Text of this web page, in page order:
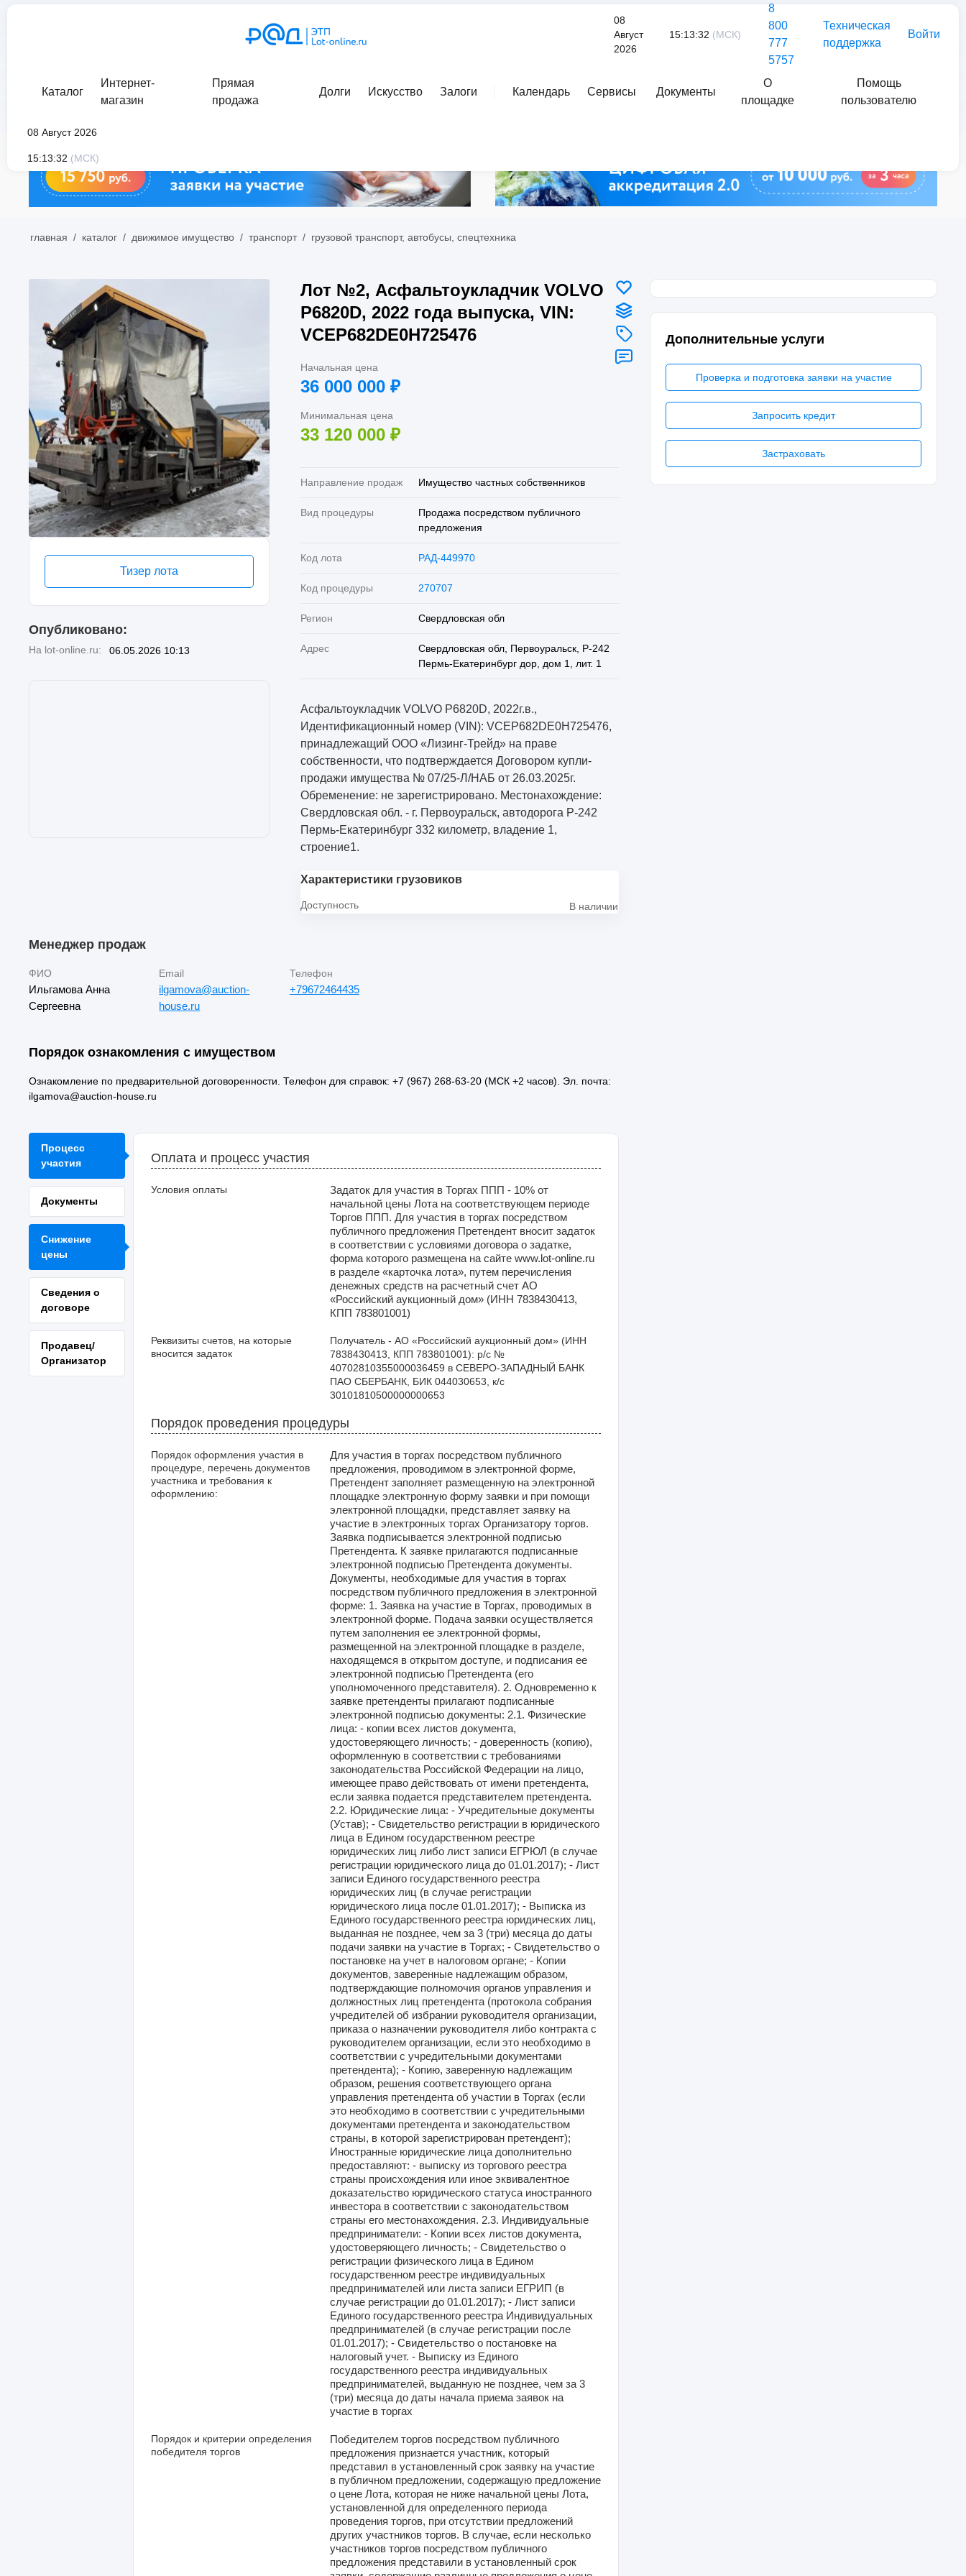
08
Август
2026
15:13:32 (МСК)
8
800
777
5757
Техническая
поддержка
Войти
Каталог
Интернет-
магазин
Прямая
продажа
Долги Искусство Залоги Календарь Сервисы Документы
О
площадке
Помощь
пользователю
08 Август 2026
15:13:32 (МСК)
главная / каталог / движимое имущество / транспорт / грузовой транспорт, автобусы, спецтехника
Дополнительные услуги
Проверка и подготовка заявки на участие
Запросить кредит
Застраховать
Тизер лота
Опубликовано:
На lot-online.ru: 06.05.2026 10:13
Лот №2, Асфальтоукладчик VOLVO
P6820D, 2022 года выпуска, VIN:
VCEP682DE0H725476
Начальная цена
36 000 000 ₽
Минимальная цена
33 120 000 ₽
Направление продаж Имущество частных собственников
Вид процедуры
Продажа посредством публичного
предложения
Код лота РАД-449970
Код процедуры 270707
Регион Свердловская обл
Адрес
Свердловская обл, Первоуральск, Р-242
Пермь-Екатеринбург дор, дом 1, лит. 1
Асфальтоукладчик VOLVO P6820D, 2022г.в.,
Идентификационный номер (VIN): VCEP682DE0H725476,
принадлежащий ООО «Лизинг-Трейд» на праве
собственности, что подтверждается Договором купли-
продажи имущества № 07/25-Л/НАБ от 26.03.2025г.
Обременение: не зарегистрировано. Местонахождение:
Свердловская обл. - г. Первоуральск, автодорога Р-242
Пермь-Екатеринбург 332 километр, владение 1,
строение1.
Характеристики грузовиков
Доступность В наличии
Менеджер продаж
ФИО
Ильгамова Анна
Сергеевна
Email
ilgamova@auction-
house.ru
Телефон
+79672464435
Порядок ознакомления с имуществом
Ознакомление по предварительной договоренности. Телефон для справок: +7 (967) 268-63-20 (МСК +2 часов). Эл. почта:
ilgamova@auction-house.ru
Процесс
участия
Документы
Снижение
цены
Сведения о
договоре
Продавец/
Организатор
Оплата и процесс участия
Условия оплаты
Задаток для участия в Торгах ППП - 10% от
начальной цены Лота на соответствующем периоде
Торгов ППП. Для участия в торгах посредством
публичного предложения Претендент вносит задаток
в соответствии с условиями договора о задатке,
форма которого размещена на сайте www.lot-online.ru
в разделе «карточка лота», путем перечисления
денежных средств на расчетный счет АО
«Российский аукционный дом» (ИНН 7838430413,
КПП 783801001)
Реквизиты счетов, на которые
вносится задаток
Получатель - АО «Российский аукционный дом» (ИНН
7838430413, КПП 783801001): р/с №
40702810355000036459 в СЕВЕРО-ЗАПАДНЫЙ БАНК
ПАО СБЕРБАНК, БИК 044030653, к/с
30101810500000000653
Порядок проведения процедуры
Порядок оформления участия в
процедуре, перечень документов
участника и требования к
оформлению:
Для участия в торгах посредством публичного
предложения, проводимом в электронной форме,
Претендент заполняет размещенную на электронной
площадке электронную форму заявки и при помощи
электронной площадки, представляет заявку на
участие в электронных торгах Организатору торгов.
Заявка подписывается электронной подписью
Претендента. К заявке прилагаются подписанные
электронной подписью Претендента документы.
Документы, необходимые для участия в торгах
посредством публичного предложения в электронной
форме: 1. Заявка на участие в Торгах, проводимых в
электронной форме. Подача заявки осуществляется
путем заполнения ее электронной формы,
размещенной на электронной площадке в разделе,
находящемся в открытом доступе, и подписания ее
электронной подписью Претендента (его
уполномоченного представителя). 2. Одновременно к
заявке претенденты прилагают подписанные
электронной подписью документы: 2.1. Физические
лица: - копии всех листов документа,
удостоверяющего личность; - доверенность (копию),
оформленную в соответствии с требованиями
законодательства Российской Федерации на лицо,
имеющее право действовать от имени претендента,
если заявка подается представителем претендента.
2.2. Юридические лица: - Учредительные документы
(Устав); - Свидетельство регистрации в юридического
лица в Едином государственном реестре
юридических лиц либо лист записи ЕГРЮЛ (в случае
регистрации юридического лица до 01.01.2017); - Лист
записи Единого государственного реестра
юридических лиц (в случае регистрации
юридического лица после 01.01.2017); - Выписка из
Единого государственного реестра юридических лиц,
выданная не позднее, чем за 3 (три) месяца до даты
подачи заявки на участие в Торгах; - Свидетельство о
постановке на учет в налоговом органе; - Копии
документов, заверенные надлежащим образом,
подтверждающие полномочия органов управления и
должностных лиц претендента (протокола собрания
учредителей об избрании руководителя организации,
приказа о назначении руководителя либо контракта с
руководителем организации, если это необходимо в
соответствии с учредительными документами
претендента); - Копию, заверенную надлежащим
образом, решения соответствующего органа
управления претендента об участии в Торгах (если
это необходимо в соответствии с учредительными
документами претендента и законодательством
страны, в которой зарегистрирован претендент);
Иностранные юридические лица дополнительно
предоставляют: - выписку из торгового реестра
страны происхождения или иное эквивалентное
доказательство юридического статуса иностранного
инвестора в соответствии с законодательством
страны его местонахождения. 2.3. Индивидуальные
предприниматели: - Копии всех листов документа,
удостоверяющего личность; - Свидетельство о
регистрации физического лица в Едином
государственном реестре индивидуальных
предпринимателей или листа записи ЕГРИП (в
случае регистрации до 01.01.2017); - Лист записи
Единого государственного реестра Индивидуальных
предпринимателей (в случае регистрации после
01.01.2017); - Свидетельство о постановке на
налоговый учет. - Выписку из Единого
государственного реестра индивидуальных
предпринимателей, выданную не позднее, чем за 3
(три) месяца до даты начала приема заявок на
участие в торгах
Порядок и критерии определения
победителя торгов
Победителем торгов посредством публичного
предложения признается участник, который
представил в установленный срок заявку на участие
в публичном предложении, содержащую предложение
о цене Лота, которая не ниже начальной цены Лота,
установленной для определенного периода
проведения торгов, при отсутствии предложений
других участников торгов. В случае, если несколько
участников торгов посредством публичного
предложения представили в установленный срок